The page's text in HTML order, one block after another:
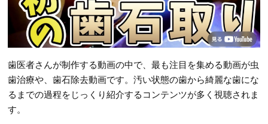
歯医者さんが制作する動画の中で、最も注目を集める動画が虫
歯治療や、歯石除去動画です。汚い状態の歯から綺麗な歯にな
るまでの過程をじっくり紹介するコンテンツが多く視聴されま
す。